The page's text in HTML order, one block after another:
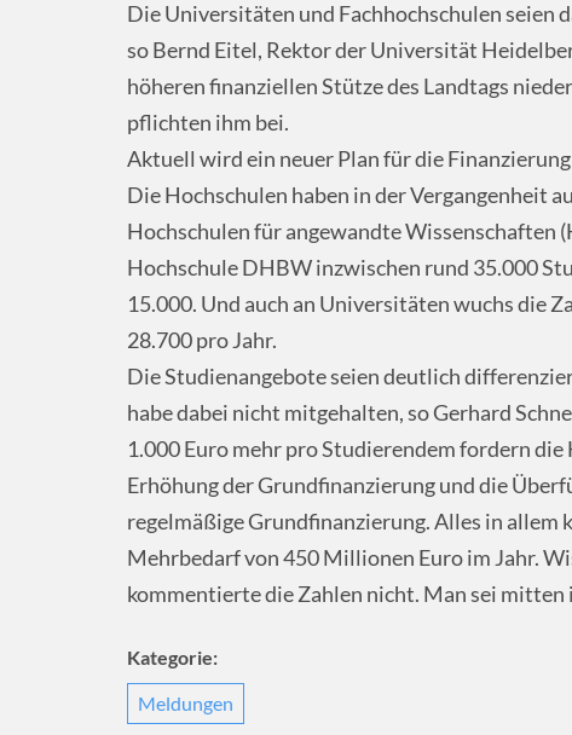
Die Universitäten und Fachhochschulen seien
so Bernd Eitel, Rektor der Universität
höheren finanziellen Stütze des Landtags
pflichten ihm bei.
Aktuell wird ein neuer Plan für die
Die Hochschulen haben in der Vergangenheit
Hochschulen für angewandte Wissenschaften
Hochschule DHBW inzwischen rund 35.000
15.000. Und auch an Universitäten wuchs die
28.700 pro Jahr.
Die Studienangebote seien deutlich
habe dabei nicht mitgehalten, so Gerhard
1.000 Euro mehr pro Studierendem fordern
Erhöhung der Grundfinanzierung und die
regelmäßige Grundfinanzierung. Alles in allem
Mehrbedarf von 450 Millionen Euro im Jahr.
kommentierte die Zahlen nicht. Man sei mitten
Kategorie:
Meldungen